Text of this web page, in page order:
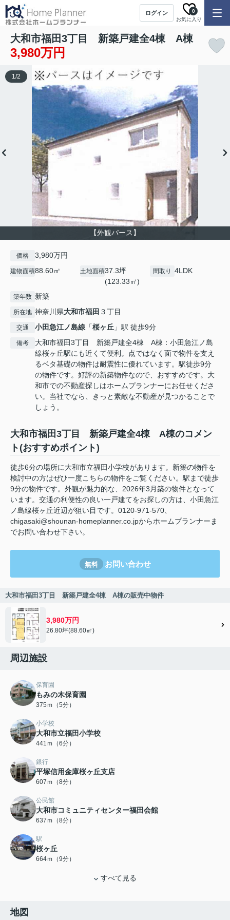
ログイン
お気に入り
0
大和市福田3丁目 新築戸建全4棟 A棟
3,980万円
【外観パース】
1/2
価格 3,980万円
建物面積88.60㎡ 土地面積37.3坪
(123.33㎡)
間取り 4LDK
築年数 新築
所在地 神奈川県大和市福田 ３丁目
交通 小田急江ノ島線 「桜ヶ丘 」駅 徒歩9分
備考
大和市福田3丁目 新築戸建全4棟 A棟：小田急江ノ島
線桜ヶ丘駅にも近くて便利。点ではなく面で物件を支え
るベタ基礎の物件は耐震性に優れています。駅徒歩9分
の物件です。好評の新築物件なので、おすすめです。大
和市での不動産探しはホームプランナーにお任せくださ
い。当社でなら、きっと素敵な不動産が見つかることで
しょう。
大和市福田3丁目 新築戸建全4棟 A棟のコメン
ト(おすすめポイント)
徒歩6分の場所に大和市立福田小学校があります。新築の物件を
検討中の方はぜひ一度こちらの物件をご覧ください。駅まで徒歩
9分の物件です。外観が魅力的な、2026年3月築の物件となって
います。交通の利便性の良い一戸建てをお探しの方は、小田急江
ノ島線桜ヶ丘近辺が狙い目です。0120-971-570、
chigasaki@shounan-homeplanner.co.jpからホームプランナーま
でお問い合わせ下さい。
無料 お問い合わせ
大和市福田3丁目 新築戸建全4棟 A棟の販売中物件
3,980万円
26.80坪(88.60㎡)
周辺施設
保育園
もみの木保育園
375ｍ（5分）
小学校
大和市立福田小学校
441ｍ（6分）
銀行
平塚信用金庫桜ヶ丘支店
607ｍ（8分）
公民館
大和市コミュニティセンター福田会館
637ｍ（8分）
駅
桜ヶ丘
664ｍ（9分）
すべて見る
地図